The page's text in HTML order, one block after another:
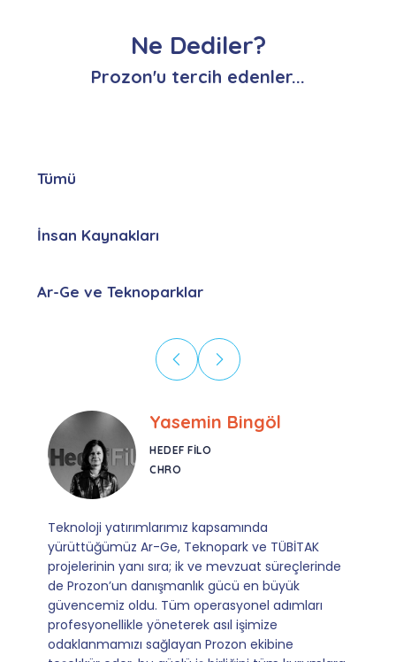
Ne Dediler?
Prozon'u tercih edenler...
Tümü
İnsan Kaynakları
Ar-Ge ve Teknoparklar
Ebru Kural
CORESYS
SATIŞ YÖNETICISI
Mevzuata uyum, başvuru ve izleme adımlarında
sağladıkları kusursuz yönlendirme sayesinde artık
operasyonlarımızı sıfır kaygı ve tam güvenle
yürütüyoruz. İş birliğimizi bizim için asıl değerli
kılan ise; ihtiyaç duyduğumuz her an ulaşılabilir
olmaları ve sorularımıza aldığımız hızlı geri
dönüşler.